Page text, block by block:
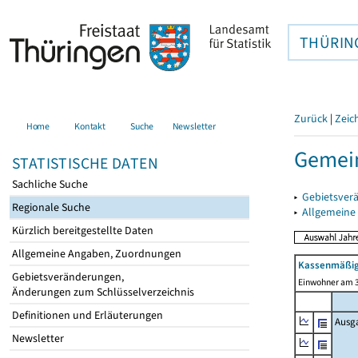
Home Kontakt Suche Newsletter
STATISTISCHE DATEN
Sachliche Suche
Regionale Suche
Kürzlich bereitgestellte Daten
Allgemeine Angaben, Zuordnungen
Gebietsveränderungen,
Änderungen zum Schlüsselverzeichnis
Definitionen und Erläuterungen
Newsletter
Zurück |
▸
▸
Einwohner am